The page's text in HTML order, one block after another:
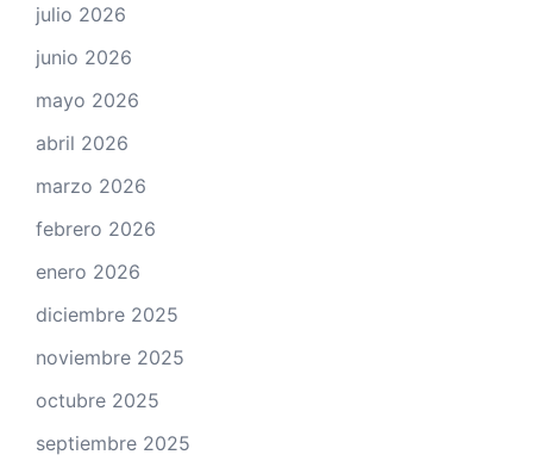
julio 2026
junio 2026
mayo 2026
abril 2026
marzo 2026
febrero 2026
enero 2026
diciembre 2025
noviembre 2025
octubre 2025
septiembre 2025